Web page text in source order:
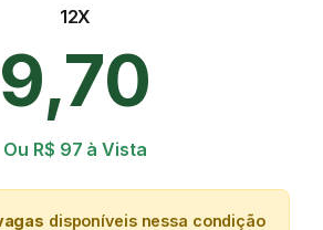
12X
9,70
Ou R$ 97 à Vista
disponíveis nessa condição